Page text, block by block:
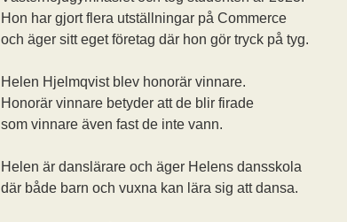
Hon har gjort flera utställningar på Commerce
och äger sitt eget företag där hon gör tryck på tyg.
Helen Hjelmqvist blev honorär vinnare.
Honorär vinnare betyder att de blir firade
som vinnare även fast de inte vann.
Helen är danslärare och äger Helens dansskola
där både barn och vuxna kan lära sig att dansa.